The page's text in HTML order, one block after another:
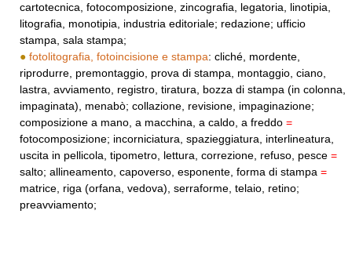
cartotecnica, fotocomposizione, zincografia, legatoria, linotipia,
litografia, monotipia, industria editoriale; redazione; ufficio
stampa, sala stampa;
● fotolitografia, fotoincisione e stampa: cliché, mordente,
riprodurre, premontaggio, prova di stampa, montaggio, ciano,
lastra, avviamento, registro, tiratura, bozza di stampa (in colonna,
impaginata), menabò; collazione, revisione, impaginazione;
composizione a mano, a macchina, a caldo, a freddo =
fotocomposizione; incorniciatura, spazieggiatura, interlineatura,
uscita in pellicola, tipometro, lettura, correzione, refuso, pesce =
salto; allineamento, capoverso, esponente, forma di stampa =
matrice, riga (orfana, vedova), serraforme, telaio, retino;
preavviamento;